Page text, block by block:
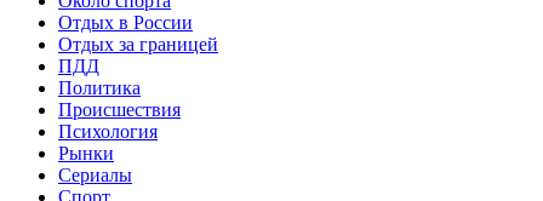
Отдых в России
Отдых за границей
ПДД
Политика
Происшествия
Психология
Рынки
Сериалы
Спорт